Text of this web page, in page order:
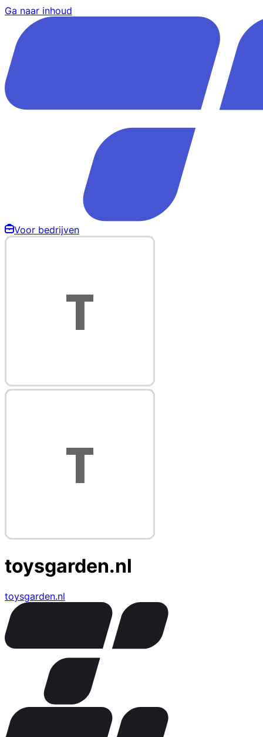
Ga naar inhoud
Voor bedrijven
toysgarden.nl
toysgarden.nl